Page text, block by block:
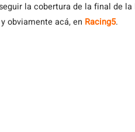
la cobertura de la final de la
obviamente acá, en Racing5.